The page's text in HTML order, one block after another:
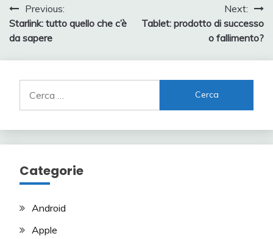
Navigazione
articoli
Previous:
Starlink: tutto quello che c’è
da sapere
Next:
Tablet: prodotto di successo
o fallimento?
per:
Categorie
Android
Apple